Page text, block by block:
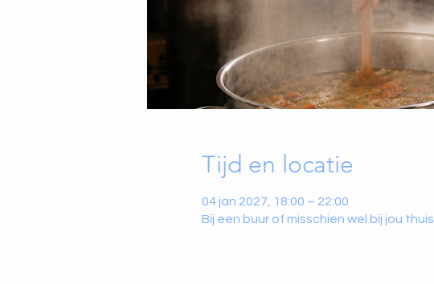
Tijd en locatie
04 jan 2027, 18:00 – 22:00
Bij een buur of misschien wel bij jou thuis